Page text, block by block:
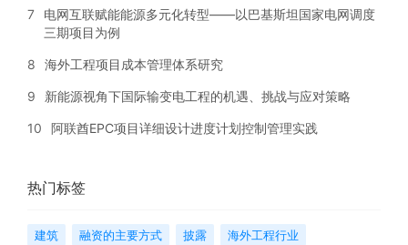
7
电网互联赋能能源多元化转型——以巴基斯坦国家电网调度
三期项目为例
8 海外工程项目成本管理体系研究
9 新能源视角下国际输变电工程的机遇、挑战与应对策略
10 阿联酋EPC项目详细设计进度计划控制管理实践
热门标签
建筑 融资的主要方式 披露
海外工程行业